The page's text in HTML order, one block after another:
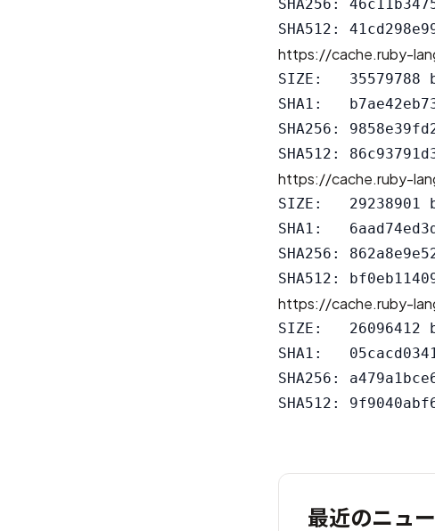
SHA256:
https://cache.ruby-
SIZE:   35579788
SHA1:
SHA256:
https://cache.ruby-
SIZE:   29238901
SHA1:
SHA256:
https://cache.ruby-
SIZE:   26096412
SHA1:
SHA256:
最近のニュ